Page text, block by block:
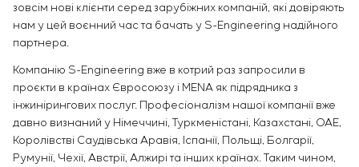
зовсім нові клієнти серед зарубіжних компаній, які довіряють
нам у цей воєнний час та бачать у S-Engineering надійного
партнера.
Компанію S-Engineering вже в котрий раз запросили в
проєкти в країнах Євросоюзу і MENA як підрядника з
інжинірингових послуг. Професіоналізм нашої компанії вже
давно визнаний у Німеччині, Туркменістані, Казахстані, ОАЕ,
Королівстві Саудівська Аравія, Іспанії, Польщі, Болгарії,
Румунії, Чехії, Австрії, Алжирі та інших країнах. Таким чином,